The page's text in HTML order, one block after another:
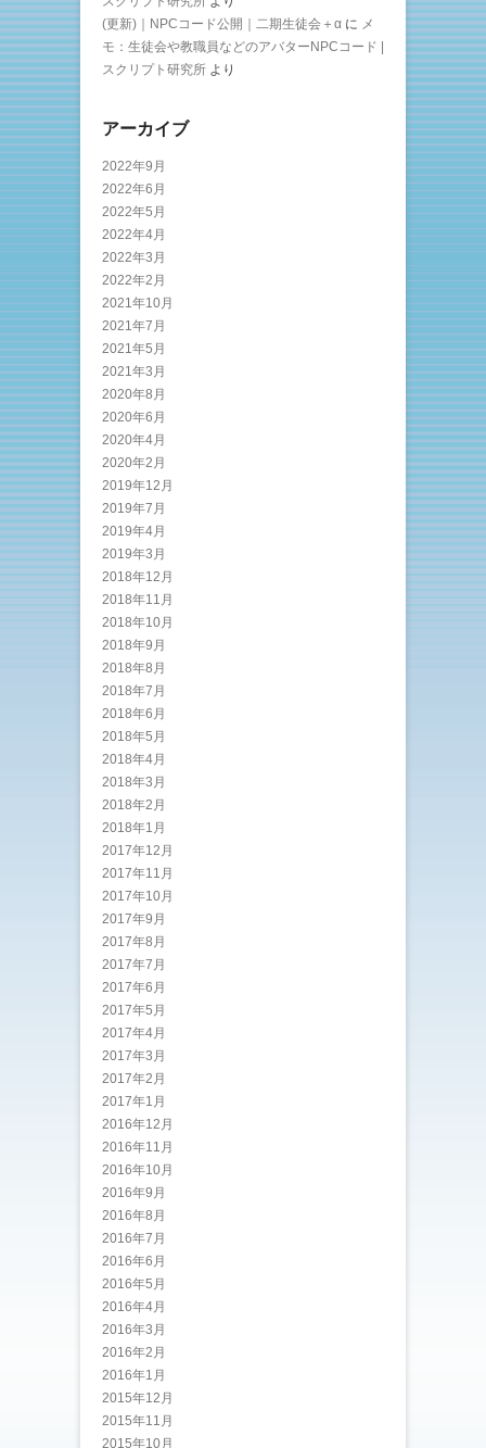
(更新)｜NPCコード公開｜二期生徒会＋α に メ
モ：生徒会や教職員などのアバターNPCコード |
スクリプト研究所 より
アーカイブ
2022年9月
2022年6月
2022年5月
2022年4月
2022年3月
2022年2月
2021年10月
2021年7月
2021年5月
2021年3月
2020年8月
2020年6月
2020年4月
2020年2月
2019年12月
2019年7月
2019年4月
2019年3月
2018年12月
2018年11月
2018年10月
2018年9月
2018年8月
2018年7月
2018年6月
2018年5月
2018年4月
2018年3月
2018年2月
2018年1月
2017年12月
2017年11月
2017年10月
2017年9月
2017年8月
2017年7月
2017年6月
2017年5月
2017年4月
2017年3月
2017年2月
2017年1月
2016年12月
2016年11月
2016年10月
2016年9月
2016年8月
2016年7月
2016年6月
2016年5月
2016年4月
2016年3月
2016年2月
2016年1月
2015年12月
2015年11月
2015年10月